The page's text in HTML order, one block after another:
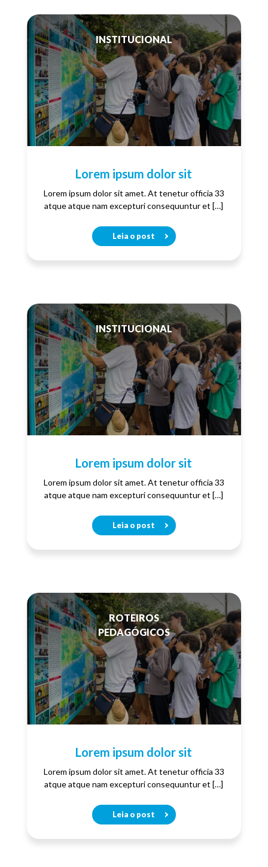
INSTITUCIONAL
Lorem ipsum dolor sit
Lorem ipsum dolor sit amet. At tenetur officia 33
atque atque nam excepturi consequuntur et […]
Leia o post
INSTITUCIONAL
Lorem ipsum dolor sit
Lorem ipsum dolor sit amet. At tenetur officia 33
atque atque nam excepturi consequuntur et […]
Leia o post
ROTEIROS
PEDAGÓGICOS
Lorem ipsum dolor sit
Lorem ipsum dolor sit amet. At tenetur officia 33
atque atque nam excepturi consequuntur et […]
Leia o post